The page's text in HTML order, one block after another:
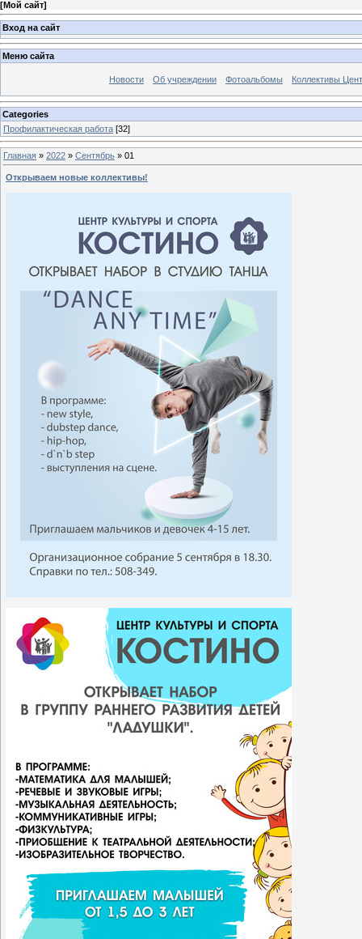
[Мой сайт]
Вход на сайт
Меню сайта
Новости Об учреждении Фотоальбомы Коллективы
Categories
Профилактическая работа [32]
Главная » 2022 » Сентябрь » 01
Открываем новые коллективы!